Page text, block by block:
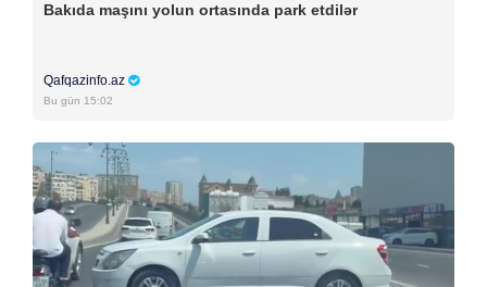
Bakıda maşını yolun ortasında park etdilər
Qafqazinfo.az
Bu gün 15:02